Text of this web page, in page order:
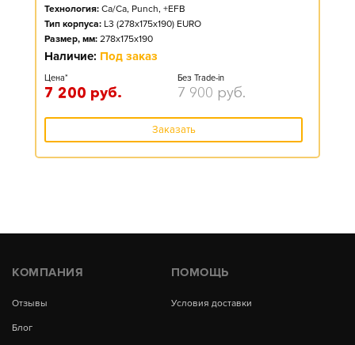
Технология: Ca/Ca, Punch, +EFB
Тип корпуса: L3 (278x175x190) EURO
Размер, мм: 278x175x190
Наличие: Под заказ
Цена*
7 200 руб.
Без Trade-in
7 900 руб.
Заказать
КОМПАНИЯ
Отзывы
Блог
ПОМОЩЬ
Условия доставки